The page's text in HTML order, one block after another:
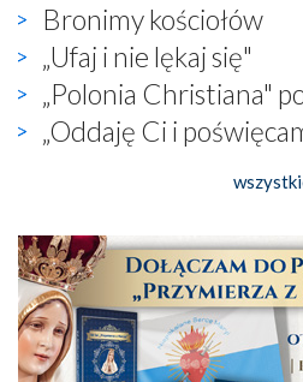
Bronimy kościołów
„Ufaj i nie lękaj się"
„Polonia Christiana"
„Oddaję Ci i